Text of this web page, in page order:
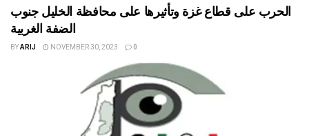
الحرب على قطاع غزة وتأثيرها على محافظة الخليل جنوب
الضفة الغربية
BYARIJ NOVEMBER 30, 2023 0